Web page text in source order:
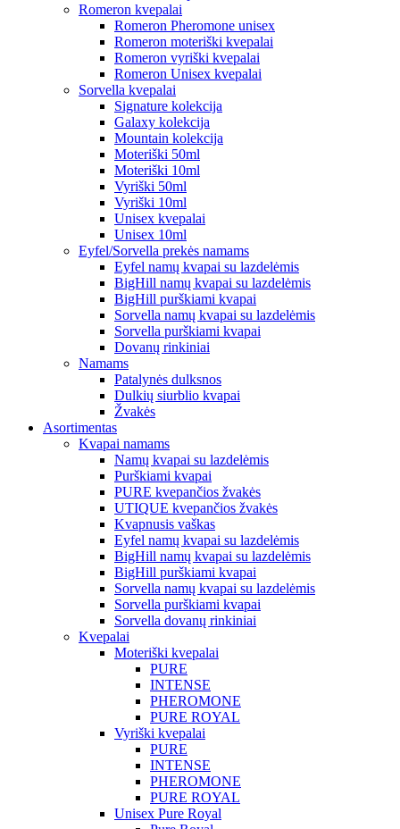
Romeron kvepalai
Romeron Pheromone unisex
Romeron moteriški kvepalai
Romeron vyriški kvepalai
Romeron Unisex kvepalai
Sorvella kvepalai
Signature kolekcija
Galaxy kolekcija
Mountain kolekcija
Moteriški 50ml
Moteriški 10ml
Vyriški 50ml
Vyriški 10ml
Unisex kvepalai
Unisex 10ml
Eyfel/Sorvella prekės namams
Eyfel namų kvapai su lazdelėmis
BigHill namų kvapai su lazdelėmis
BigHill purškiami kvapai
Sorvella namų kvapai su lazdelėmis
Sorvella purškiami kvapai
Dovanų rinkiniai
Namams
Patalynės dulksnos
Dulkių siurblio kvapai
Žvakės
Asortimentas
Kvapai namams
Namų kvapai su lazdelėmis
Purškiami kvapai
PURE kvepančios žvakės
UTIQUE kvepančios žvakės
Kvapnusis vaškas
Eyfel namų kvapai su lazdelėmis
BigHill namų kvapai su lazdelėmis
BigHill purškiami kvapai
Sorvella namų kvapai su lazdelėmis
Sorvella purškiami kvapai
Sorvella dovanų rinkiniai
Kvepalai
Moteriški kvepalai
PURE
INTENSE
PHEROMONE
PURE ROYAL
Vyriški kvepalai
PURE
INTENSE
PHEROMONE
PURE ROYAL
Unisex Pure Royal